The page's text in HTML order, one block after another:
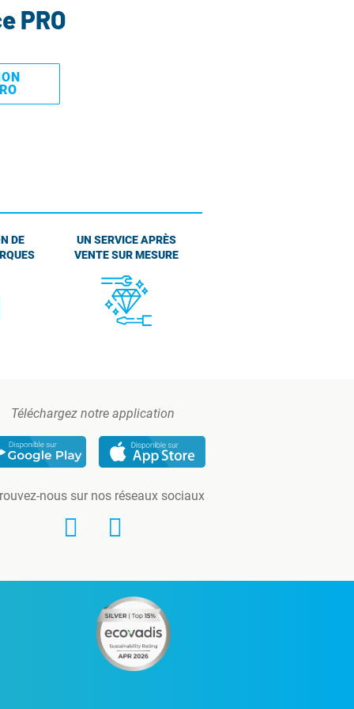
PRO
DE
UN SERVICE APRÈS
VENTE SUR MESURE
Téléchargez notre application
nous sur nos réseaux sociaux